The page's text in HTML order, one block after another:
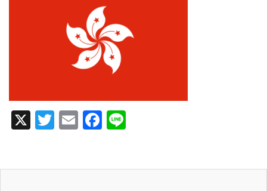
X
T
er
E
F
e